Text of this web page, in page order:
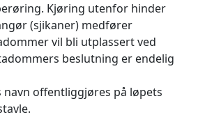
Kjøring utenfor hinder
(sjikaner) medfører
vil bli utplassert ved
beslutning er endelig
navn offentliggjøres på løpets